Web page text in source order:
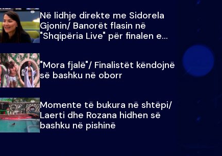
Në lidhje direkte me Sidorela
Gjonin/ Banorët flasin në
"Shqipëria Live" për finalen e
madhe
"Mora fjalë"/ Finalistët këndojnë
së bashku në oborr
Momente të bukura në shtëpi/
Laerti dhe Rozana hidhen së
bashku në pishinë